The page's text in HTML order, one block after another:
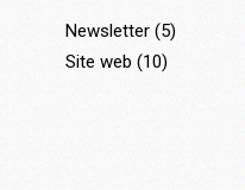
Newsletter (5)
Site web (10)